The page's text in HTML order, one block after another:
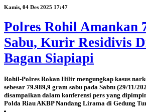
Kamis, 04 Des 2025 17:47
Polres Rohil Amankan
Sabu, Kurir Residivis
Bagan Siapiapi
Rohil-Polres Rokan Hilir mengungkap kasus
sebesar 79.989,9 gram sabu pada Sabtu (29/11/
disampaikan dalam konferensi pers yang
Polda Riau AKBP Nandang Lirama di Gedung